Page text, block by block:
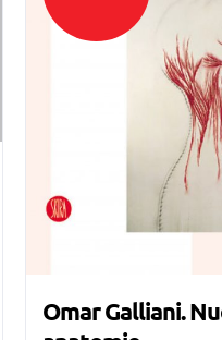
Omar Galliani.